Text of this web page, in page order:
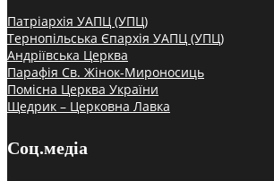
Патріархія УАПЦ (УПЦ)
Тернопільська Єпархія УАПЦ (УПЦ)
Андріївська Церква
Парафія Св. Жінок-Мироносиць
Помісна Церква України
Щедрик – Церковна Лавка
Соц.медіа